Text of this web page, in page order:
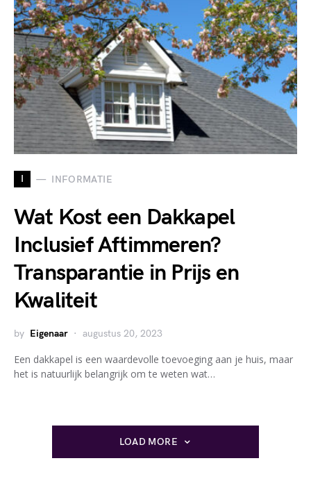
I INFORMATIE
Wat Kost een Dakkapel
Inclusief Aftimmeren?
Transparantie in Prijs en
Kwaliteit
by Eigenaar augustus 20, 2023
Een dakkapel is een waardevolle toevoeging aan je huis, maar
het is natuurlijk belangrijk om te weten wat…
LOAD MORE